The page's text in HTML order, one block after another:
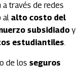
a través de redes
al alto costo del
subsidiado y
estudiantiles.
de los seguros